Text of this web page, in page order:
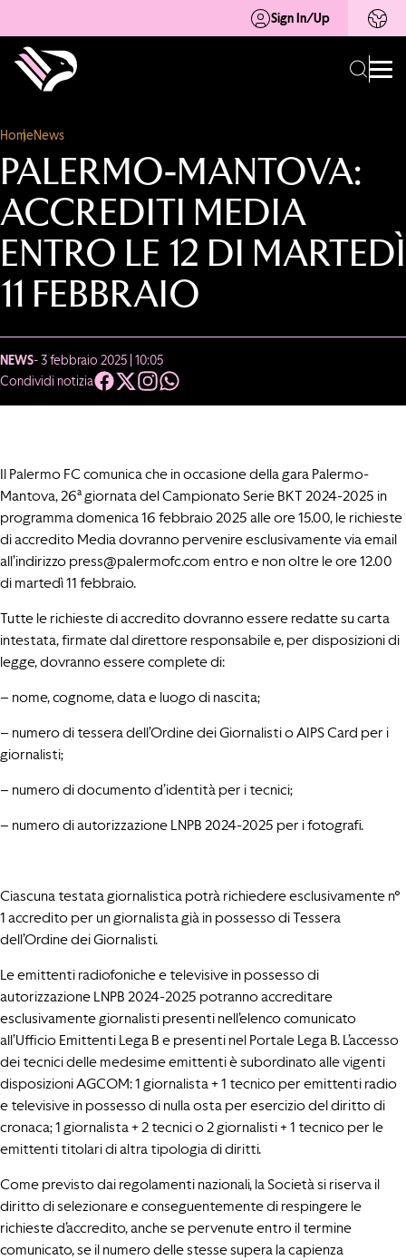
Sign In/Up
HomeNews
PALERMO-MANTOVA:
ACCREDITI MEDIA
ENTRO LE 12 DI MARTEDÌ
11 FEBBRAIO
NEWS- 3 febbraio 2025 | 10:05
Condividi notizia
Il Palermo FC comunica che in occasione della gara Palermo-
Mantova, 26ª giornata del Campionato Serie BKT 2024-2025 in
programma domenica 16 febbraio 2025 alle ore 15.00, le richieste
di accredito Media dovranno pervenire esclusivamente via email
all’indirizzo press@palermofc.com entro e non oltre le ore 12.00
di martedì 11 febbraio.
Tutte le richieste di accredito dovranno essere redatte su carta
intestata, firmate dal direttore responsabile e, per disposizioni di
legge, dovranno essere complete di:
– nome, cognome, data e luogo di nascita;
– numero di tessera dell’Ordine dei Giornalisti o AIPS Card per i
giornalisti;
– numero di documento d’identità per i tecnici;
– numero di autorizzazione LNPB 2024-2025 per i fotografi.
Ciascuna testata giornalistica potrà richiedere esclusivamente n°
1 accredito per un giornalista già in possesso di Tessera
dell’Ordine dei Giornalisti.
Le emittenti radiofoniche e televisive in possesso di
autorizzazione LNPB 2024-2025 potranno accreditare
esclusivamente giornalisti presenti nell’elenco comunicato
all’Ufficio Emittenti Lega B e presenti nel Portale Lega B. L’accesso
dei tecnici delle medesime emittenti è subordinato alle vigenti
disposizioni AGCOM: 1 giornalista + 1 tecnico per emittenti radio
e televisive in possesso di nulla osta per esercizio del diritto di
cronaca; 1 giornalista + 2 tecnici o 2 giornalisti + 1 tecnico per le
emittenti titolari di altra tipologia di diritti.
Come previsto dai regolamenti nazionali, la Società si riserva il
diritto di selezionare e conseguentemente di respingere le
richieste d’accredito, anche se pervenute entro il termine
comunicato, se il numero delle stesse supera la capienza